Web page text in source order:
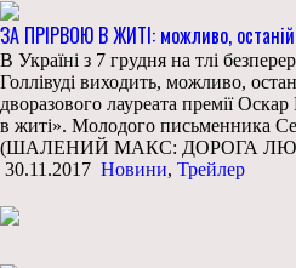
ЗА ПРІРВОЮ В ЖИТІ: можливо, останій
В Україні з 7 грудня на тлі
Голлівуді виходить, можливо,
дворазового лауреата премії
в житі». Молодого письменника
(ШАЛЕНИЙ МАКС: ДОРОГА
30.11.2017 Новини, Трейлер